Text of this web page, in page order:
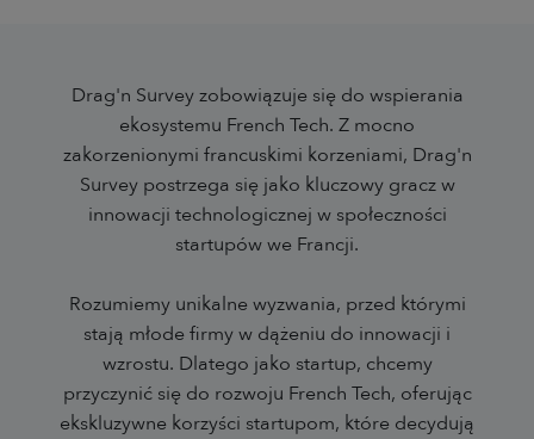
Drag'n Survey zobowiązuje się do wspierania
ekosystemu French Tech. Z mocno
zakorzenionymi francuskimi korzeniami, Drag'n
Survey postrzega się jako kluczowy gracz w
innowacji technologicznej w społeczności
startupów we Francji.
Rozumiemy unikalne wyzwania, przed którymi
stają młode firmy w dążeniu do innowacji i
wzrostu. Dlatego jako startup, chcemy
przyczynić się do rozwoju French Tech, oferując
ekskluzywne korzyści startupom, które decydują